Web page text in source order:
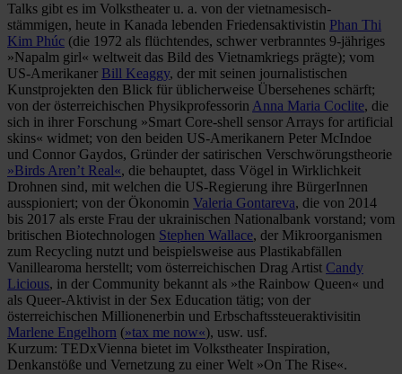
Talks gibt es im Volkstheater u. a. von der vietnamesisch-
stämmigen, heute in Kanada lebenden Friedensaktivistin Phan Thi
Kim Phúc (die 1972 als flüchtendes, schwer verbranntes 9-jähriges
»Napalm girl« weltweit das Bild des Vietnamkriegs prägte); vom
US-Amerikaner Bill Keaggy, der mit seinen journalistischen
Kunstprojekten den Blick für üblicherweise Übersehenes schärft;
von der österreichischen Physikprofessorin Anna Maria Coclite, die
sich in ihrer Forschung »Smart Core-shell sensor Arrays for artificial
skins« widmet; von den beiden US-Amerikanern Peter McIndoe
und Connor Gaydos, Gründer der satirischen Verschwörungstheorie
»Birds Aren’t Real«, die behauptet, dass Vögel in Wirklichkeit
Drohnen sind, mit welchen die US-Regierung ihre BürgerInnen
ausspioniert; von der Ökonomin Valeria Gontareva, die von 2014
bis 2017 als erste Frau der ukrainischen Nationalbank vorstand; vom
britischen Biotechnologen Stephen Wallace, der Mikroorganismen
zum Recycling nutzt und beispielsweise aus Plastikabfällen
Vanillearoma herstellt; vom österreichischen Drag Artist Candy
Licious, in der Community bekannt als »the Rainbow Queen« und
als Queer-Aktivist in der Sex Education tätig; von der
österreichischen Millionenerbin und Erbschaftssteueraktivisitin
Marlene Engelhorn (»tax me now«), usw. usf.
Kurzum: TEDxVienna bietet im Volkstheater Inspiration,
Denkanstöße und Vernetzung zu einer Welt »On The Rise«.